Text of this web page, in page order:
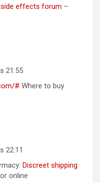
effects forum –
21:55
# Where to buy
22:11
Discreet shipping
online